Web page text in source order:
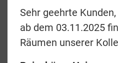
ungewöhnlichsten
auf einem Schiff oder
in der Wildnis.
Sehr geehrte Kunden,
ab dem 03.11.2025
Räumen unserer